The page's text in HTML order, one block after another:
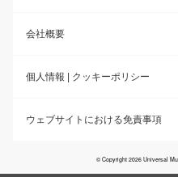
会社概要
個人情報 | クッキーポリシー
ウェブサイトにおける免責事項
© Copyright 2026 Universal